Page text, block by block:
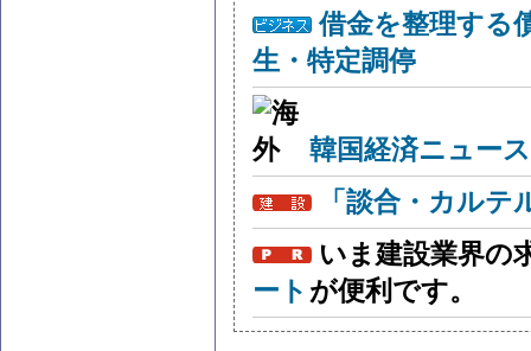
借金を整理する
生・特定調停
韓国経済ニュー
「談合・カル
いま建設業界の
ート が便利です。